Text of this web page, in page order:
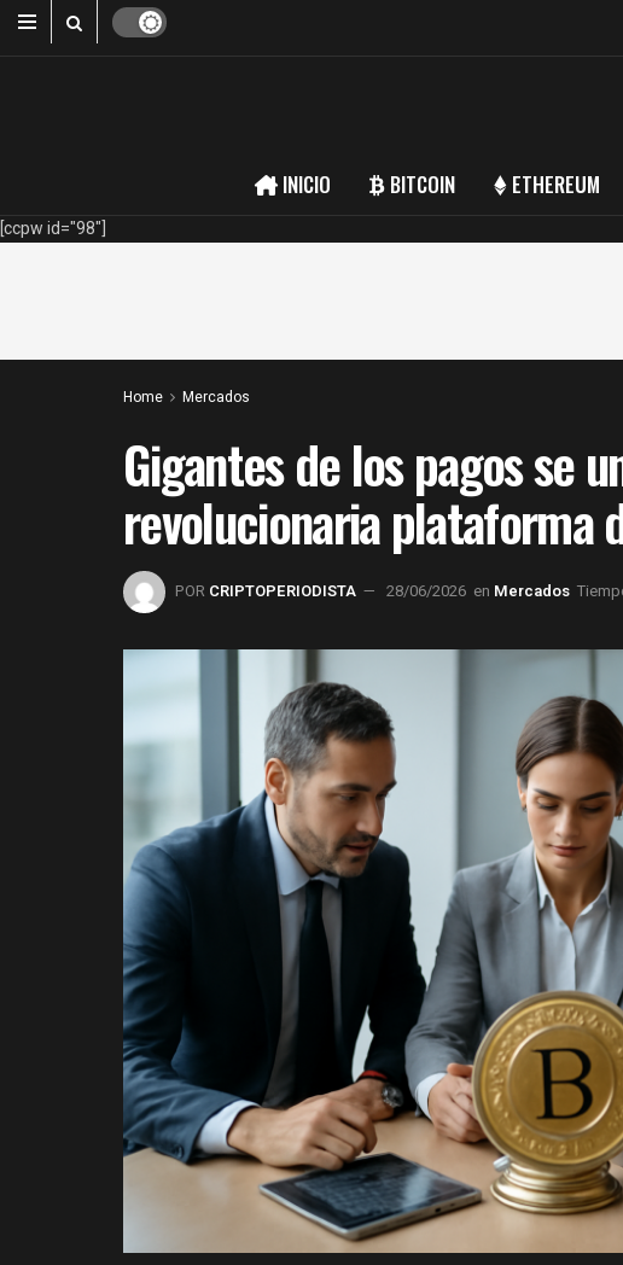
INICIO BITCOIN ETHEREUM
[ccpw id="98"]
Home Mercados
Gigantes de los pagos se
revolucionaria plataforma
POR CRIPTOPERIODISTA 28/06/2026 en Mercados